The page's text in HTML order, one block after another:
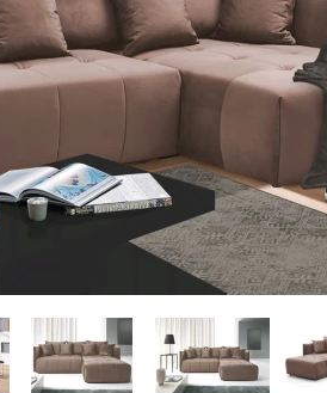
STOLOVANIE A VARENIE
Jedálenský servis
Príbory
Panvice
Zobrazit vše
Kúpeľňové zostavy
Jedálenské zostavy
Záhradné zostavy